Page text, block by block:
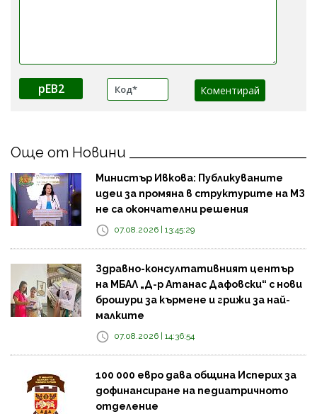
pEB2
Още от Новини
Министър Ивкова: Публикуваните
идеи за промяна в структурите на МЗ
не са окончателни решения
07.08.2026 | 13:45:29
Здравно-консултативният център
на МБАЛ „Д-р Атанас Дафовски“ с нови
брошури за кърмене и грижи за най-
малките
07.08.2026 | 14:36:54
100 000 евро дава община Исперих за
дофинансиране на педиатричното
отделение